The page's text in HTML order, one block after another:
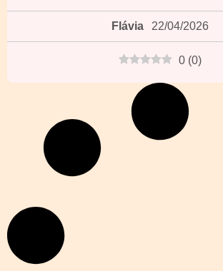
Flávia 22/04/2026
0 (0)